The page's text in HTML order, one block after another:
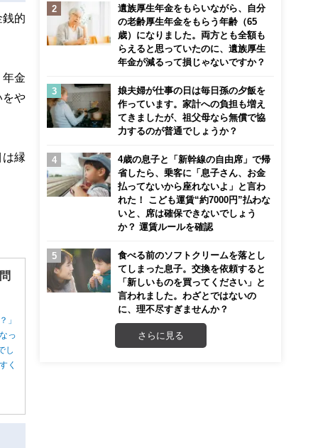
銭的
年金
をや
は縁
」
っ
し
く
遺族厚生年金をもらいながら、自分
の老齢厚生年金をもらう年齢（65
歳）になりました。両方とも全額も
らえると思っていたのに、遺族厚生
年金が減るって損じゃないですか？
娘夫婦が仕事の日は毎日孫の夕飯を
作っています。家計への負担も増え
てきましたが、祖父母なら無償で協
力するのが普通でしょうか？
4歳の息子と「新幹線の自由席」で帰
省したら、乗客に「息子さん、お金
払ってないから座れないよ」と言わ
れた！ こども運賃“約7000円”払わな
いと、席は確保できないでしょう
か？ 運賃ルールを確認
食べる前のソフトクリームを落とし
てしまった息子。交換を依頼すると
「新しいものを買ってください」と
言われました。わざとではないの
に、理不尽すぎませんか？
さらに見る